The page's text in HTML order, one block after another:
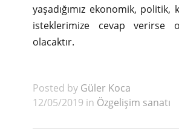
yaşadığımız ekonomik,
isteklerimize cevap verirse
olacaktır.
Posted by Güler Koca
12/05/2019 in Özgelişim sanatı